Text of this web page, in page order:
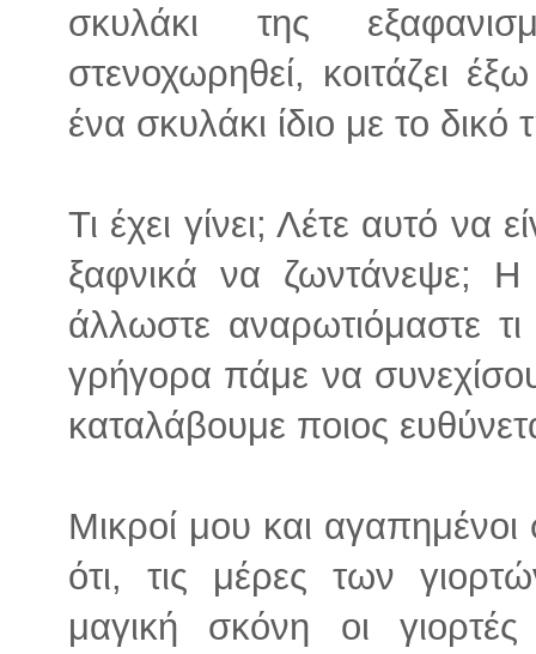
σκυλάκι της
στενοχωρηθεί, κοιτάζει
ένα σκυλάκι ίδιο με το δικό
Τι έχει γίνει; Λέτε αυτό να
ξαφνικά να ζωντάνεψε; Η
άλλωστε αναρωτιόμαστε
γρήγορα πάμε να
καταλάβουμε ποιος
Μικροί μου και αγαπημένοι
ότι, τις μέρες των
μαγική σκόνη οι